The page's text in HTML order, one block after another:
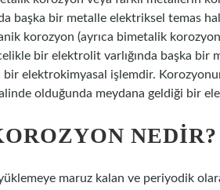
başka bir metalle elektriksel temas
korozyon (ayrıca bimetalik
bir elektrolit varlığında başka
bir elektrokimyasal işlemdir.
olduğunda meydana geldiği bir
NEDIR?
maruz kalan ve periyodik